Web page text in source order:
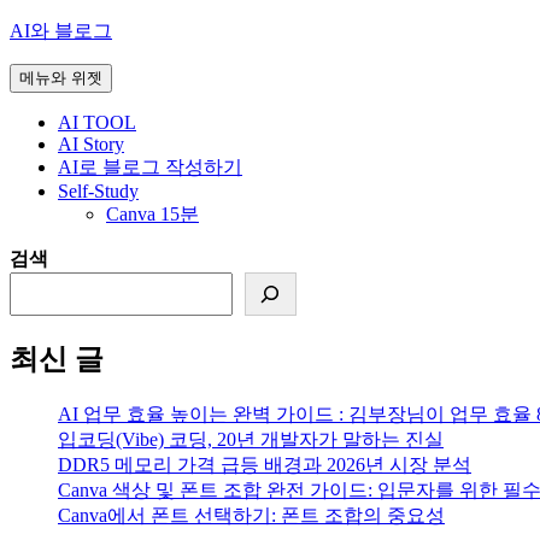
컨
츠
AI와 블로그
메뉴와 위젯
AI TOOL
AI Story
AI로 블로그 작성하기
Self-Study
Canva 15분
검색
최신 글
AI 업무 효율 높이는 완벽 가이드 : 김부장님이 업무 효율
입코딩(Vibe) 코딩, 20년 개발자가 말하는 진실
DDR5 메모리 가격 급등 배경과 2026년 시장 분석
Canva 색상 및 폰트 조합 완전 가이드: 입문자를 위한 필
Canva에서 폰트 선택하기: 폰트 조합의 중요성